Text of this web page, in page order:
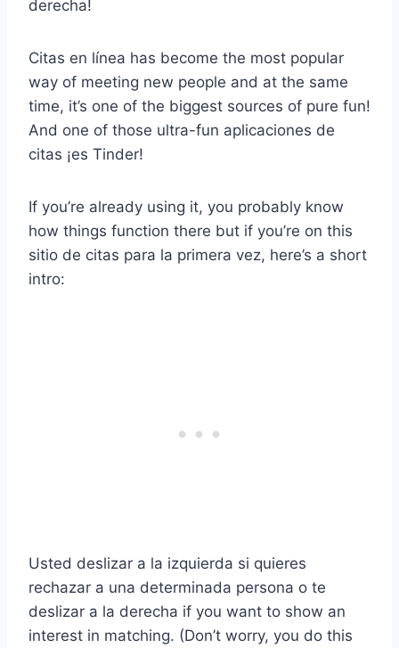
derecha!
Citas en línea has become the most popular
way of meeting new people and at the same
time, it’s one of the biggest sources of pure fun!
And one of those ultra-fun aplicaciones de
citas ¡es Tinder!
If you’re already using it, you probably know
how things function there but if you’re on this
sitio de citas para la primera vez, here’s a short
intro:
Usted deslizar a la izquierda si quieres
rechazar a una determinada persona o te
deslizar a la derecha if you want to show an
interest in matching. (Don’t worry, you do this